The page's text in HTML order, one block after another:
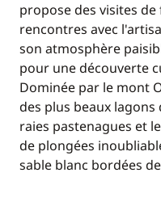
propose des visites
rencontres avec
son atmosphère
pour une découverte
Dominée par le mont
des plus beaux lagons
raies pastenagues et
de plongées
sable blanc bordées